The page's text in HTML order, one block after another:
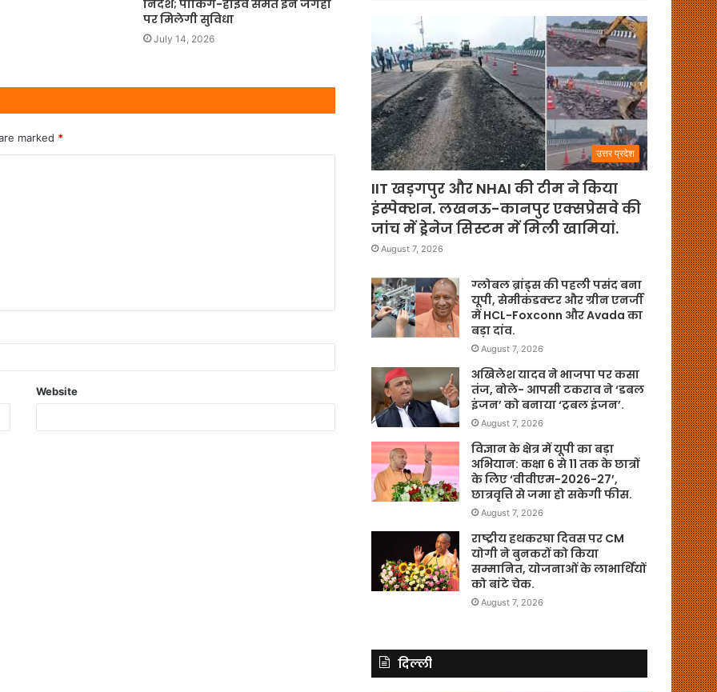
निर्देश; पार्किंग-हाईवे समेत इन जगहों
पर मिलेगी सुविधा
July 14, 2026
marked *
Website
उत्तर प्रदेश
IIT खड़गपुर और NHAI की टीम ने किया
इंस्पेक्शन. लखनऊ-कानपुर एक्सप्रेसवे की
जांच में ड्रेनेज सिस्टम में मिली खामियां.
August 7, 2026
ग्लोबल ब्रांड्स की पहली पसंद बना
यूपी, सेमीकंडक्टर और ग्रीन एनर्जी
में HCL-Foxconn और Avada का
बड़ा दांव.
August 7, 2026
अखिलेश यादव ने भाजपा पर कसा
तंज, बोले- आपसी टकराव ने ‘डबल
इंजन’ को बनाया ‘ट्रबल इंजन’.
August 7, 2026
विज्ञान के क्षेत्र में यूपी का बड़ा
अभियान: कक्षा 6 से 11 तक के छात्रों
के लिए ‘वीवीएम-2026-27’,
छात्रवृत्ति से जमा हो सकेगी फीस.
August 7, 2026
राष्ट्रीय हथकरघा दिवस पर CM
योगी ने बुनकरों को किया
सम्मानित, योजनाओं के लाभार्थियों
को बांटे चेक.
August 7, 2026
दिल्ली